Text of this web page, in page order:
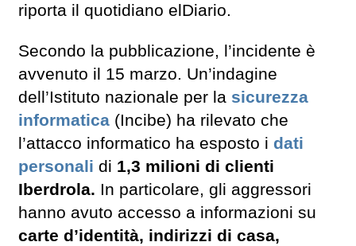
riporta il quotidiano elDiario.
Secondo la pubblicazione, l’incidente è
avvenuto il 15 marzo. Un’indagine
dell’Istituto nazionale per la sicurezza
informatica (Incibe) ha rilevato che
l’attacco informatico ha esposto i dati
personali di 1,3 milioni di clienti
Iberdrola. In particolare, gli aggressori
hanno avuto accesso a informazioni su
carte d’identità, indirizzi di casa,